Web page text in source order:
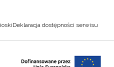
Deklaracja dostępności serwisu